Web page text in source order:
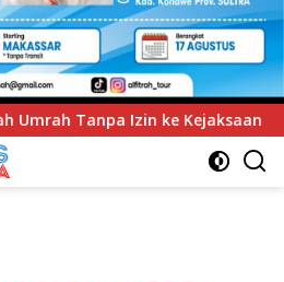
UNIMEN Tambah Delapan